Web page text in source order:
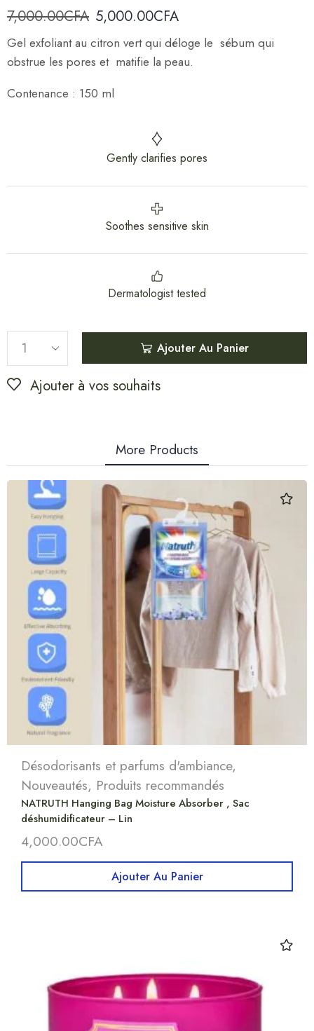
7,000.00CFA 5,000.00CFA
Gel exfoliant au citron vert qui déloge le sébum qui
obstrue les pores et matifie la peau.
Contenance : 150 ml
Gently clarifies pores
Soothes sensitive skin
Dermatologist tested
Ajouter Au Panier
Ajouter à vos souhaits
More Products
Désodorisants et parfums d'ambiance,
Nouveautés, Produits recommandés
NATRUTH Hanging Bag Moisture Absorber , Sac
déshumidificateur – Lin
4,000.00CFA
Ajouter Au Panier